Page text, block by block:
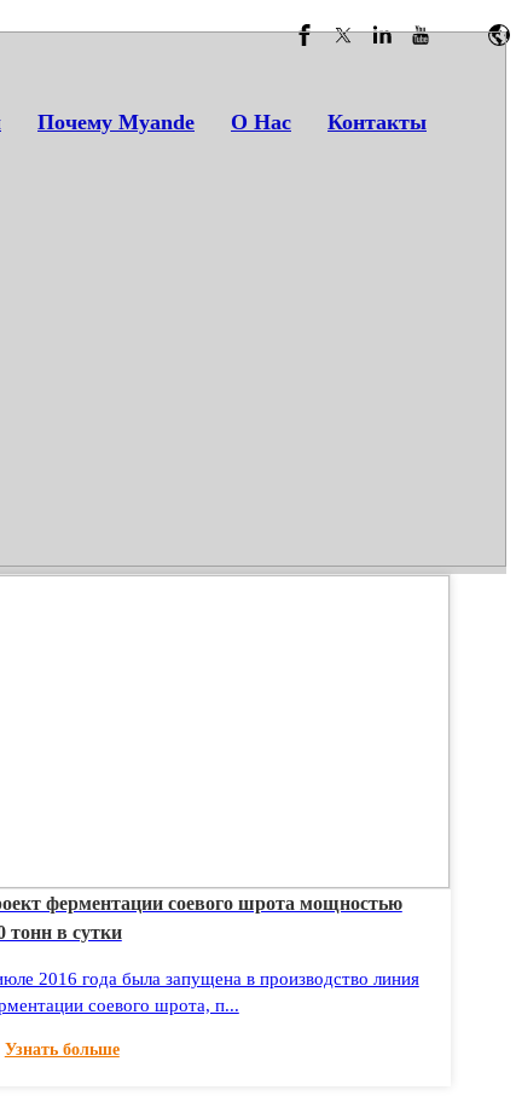
Почему Myande О Нас Контакты
ферментации соевого шрота мощностью
тонн в сутки
2016 года была запущена в производство линия
соевого шрота, п...
Узнать больше